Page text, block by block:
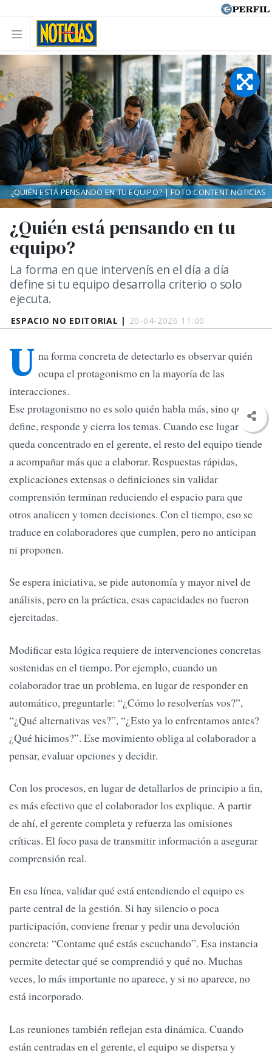
ESPACIO NO EDITORIAL | 20-04-2026 11:00
¿Quién está pensando en tu
equipo?
La forma en que intervenís en el día a día
define si tu equipo desarrolla criterio o solo
ejecuta.
¿QUIÉN ESTÁ PENSANDO EN TU EQUIPO? | FOTO:CONTENT NOTICIAS
U na forma concreta de detectarlo es observar quién
ocupa el protagonismo en la mayoría de las
interacciones.
Ese protagonismo no es solo quién habla más, sino quién
define, responde y cierra los temas. Cuando ese lugar
queda concentrado en el gerente, el resto del equipo tiende
a acompañar más que a elaborar. Respuestas rápidas,
explicaciones extensas o definiciones sin validar
comprensión terminan reduciendo el espacio para que
otros analicen y tomen decisiones. Con el tiempo, eso se
traduce en colaboradores que cumplen, pero no anticipan
ni proponen.
Se espera iniciativa, se pide autonomía y mayor nivel de
análisis, pero en la práctica, esas capacidades no fueron
ejercitadas.
Modificar esta lógica requiere de intervenciones concretas
sostenidas en el tiempo. Por ejemplo, cuando un
colaborador trae un problema, en lugar de responder en
automático, preguntarle: “¿Cómo lo resolverías vos?”,
“¿Qué alternativas ves?”, “¿Esto ya lo enfrentamos antes?
¿Qué hicimos?”. Ese movimiento obliga al colaborador a
pensar, evaluar opciones y decidir.
Con los procesos, en lugar de detallarlos de principio a fin,
es más efectivo que el colaborador los explique. A partir
de ahí, el gerente completa y refuerza las omisiones
críticas. El foco pasa de transmitir información a asegurar
comprensión real.
En esa línea, validar qué está entendiendo el equipo es
parte central de la gestión. Si hay silencio o poca
participación, conviene frenar y pedir una devolución
concreta: “Contame qué estás escuchando”. Esa instancia
permite detectar qué se comprendió y qué no. Muchas
veces, lo más importante no aparece, y si no aparece, no
está incorporado.
Las reuniones también reflejan esta dinámica. Cuando
están centradas en el gerente, el equipo se dispersa y